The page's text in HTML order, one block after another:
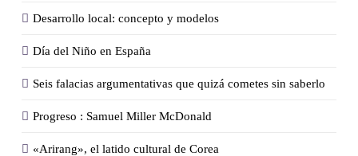
Desarrollo local: concepto y modelos
Día del Niño en España
Seis falacias argumentativas que quizá cometes sin saberlo
Progreso : Samuel Miller McDonald
«Arirang», el latido cultural de Corea